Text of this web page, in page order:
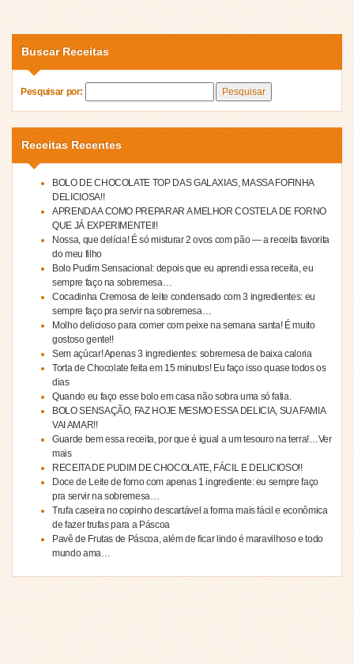
Buscar Receitas
Pesquisar por:
Receitas Recentes
BOLO DE CHOCOLATE TOP DAS GALAXIAS, MASSA FOFINHA
DELICIOSA!!
APRENDA A COMO PREPARAR A MELHOR COSTELA DE FORNO
QUE JÁ EXPERIMENTEI!!
Nossa, que delícia! É só misturar 2 ovos com pão — a receita favorita
do meu filho
Bolo Pudim Sensacional: depois que eu aprendi essa receita, eu
sempre faço na sobremesa…
Cocadinha Cremosa de leite condensado com 3 ingredientes: eu
sempre faço pra servir na sobremesa…
Molho delicioso para comer com peixe na semana santa! É muito
gostoso gente!!
Sem açúcar! Apenas 3 ingredientes: sobremesa de baixa caloria
Torta de Chocolate feita em 15 minutos! Eu faço isso quase todos os
dias
Quando eu faço esse bolo em casa não sobra uma só fatia.
BOLO SENSAÇÃO, FAZ HOJE MESMO ESSA DELICIA, SUA FAMIA
VAI AMAR!!
Guarde bem essa receita, por que é igual a um tesouro na terra!…Ver
mais
RECEITA DE PUDIM DE CHOCOLATE, FÁCIL E DELICIOSO!!
Doce de Leite de forno com apenas 1 ingrediente: eu sempre faço
pra servir na sobremesa…
Trufa caseira no copinho descartável a forma mais fácil e econômica
de fazer trufas para a Páscoa
Pavê de Frutas de Páscoa, além de ficar lindo é maravilhoso e todo
mundo ama…